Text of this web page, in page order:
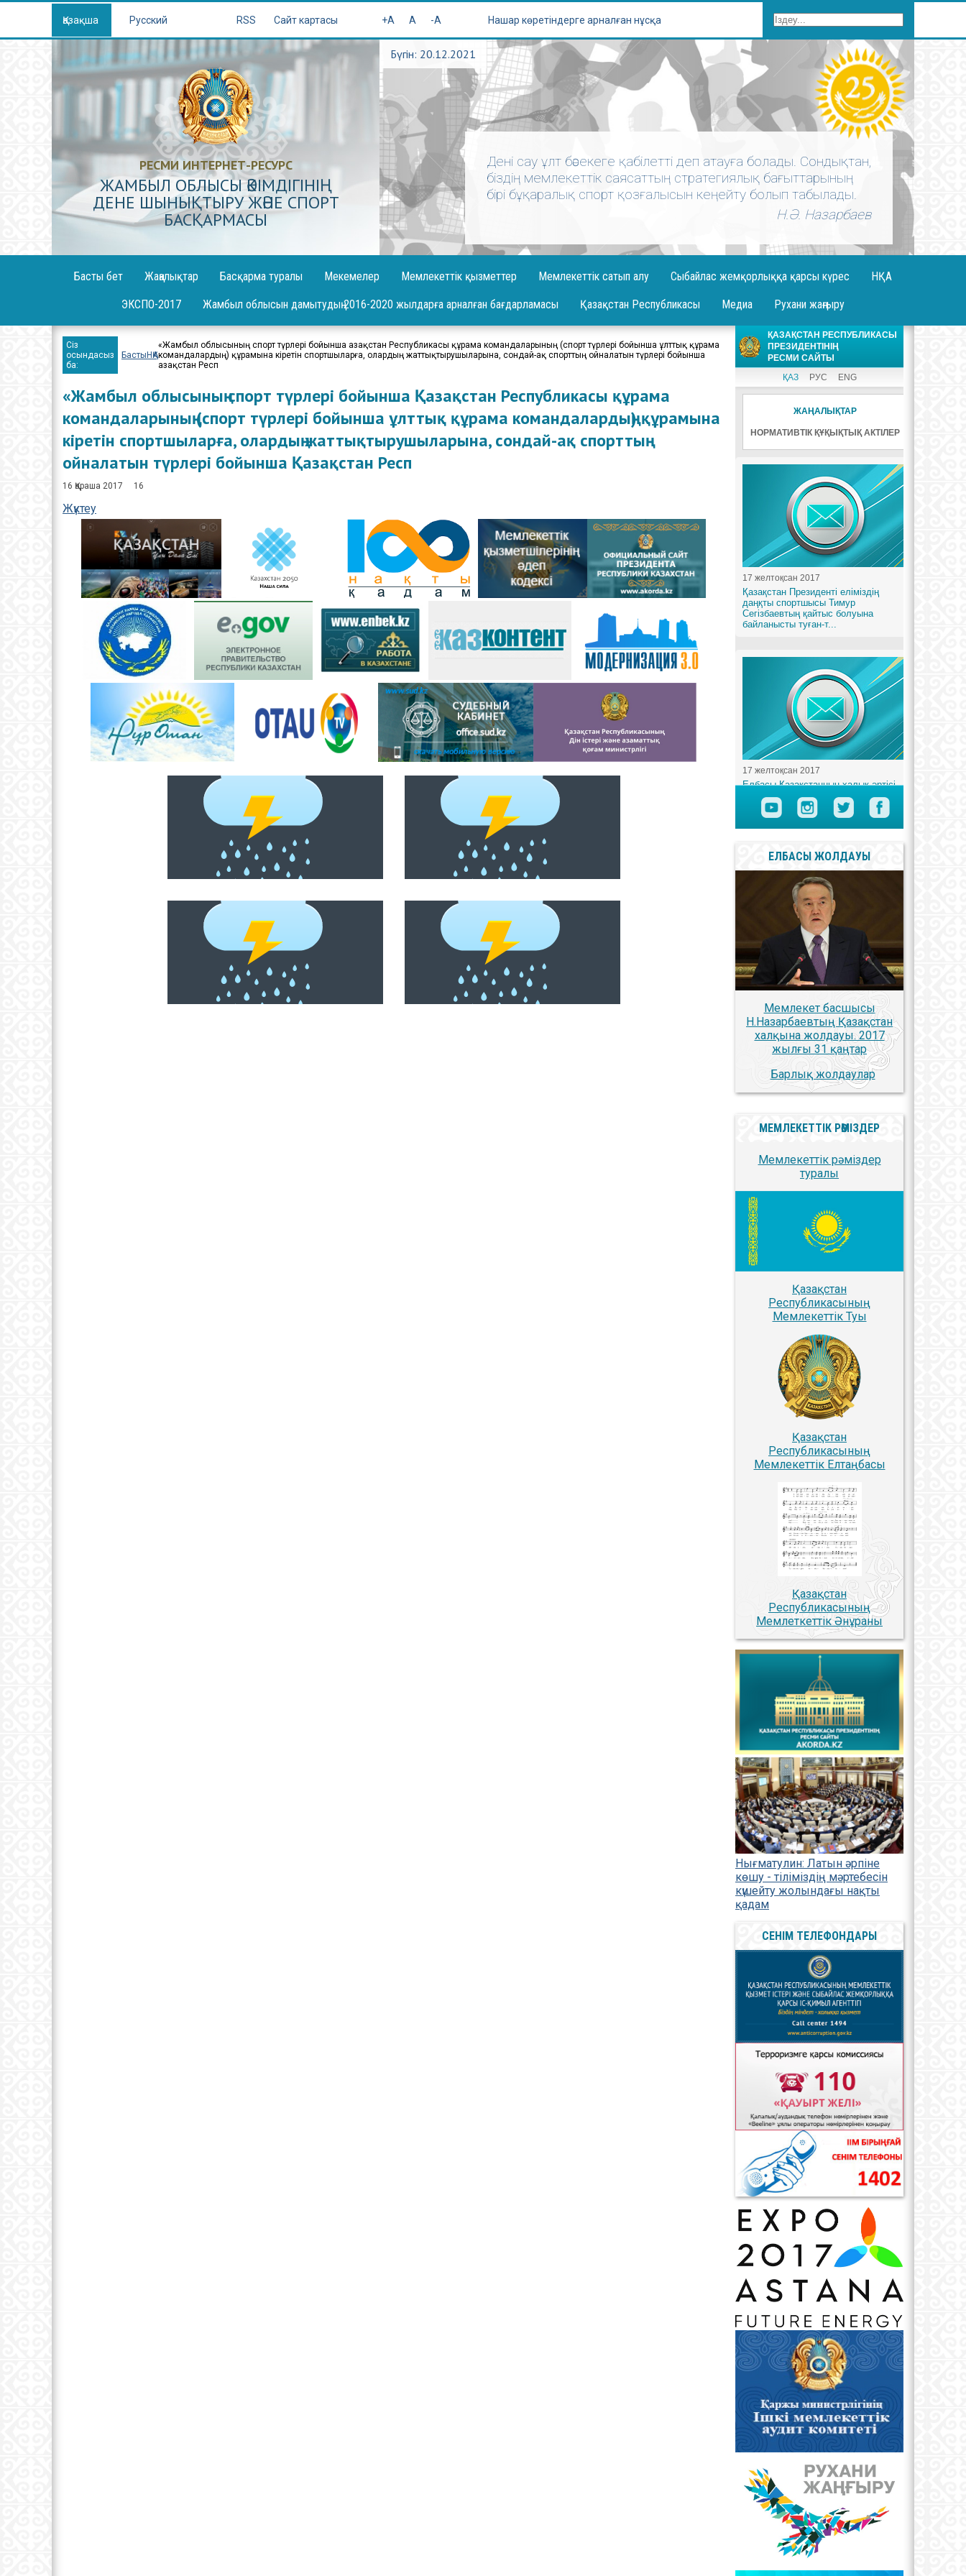
Қазақша Русский RSS Сайт картасы +A A -A Нашар көретіндерге арналған нұсқа
РЕСМИ ИНТЕРНЕТ-РЕСУРС
ЖАМБЫЛ ОБЛЫСЫ ӘКІМДІГІНІҢ
ДЕНЕ ШЫНЫҚТЫРУ ЖӘНЕ СПОРТ
БАСҚАРМАСЫ
Бүгін: 20.12.2021
Дені сау ұлт бәсекеге қабілетті деп атауға болады. Сондықтан,
біздің мемлекеттік саясаттың стратегиялық бағыттарының
бірі бұқаралық спорт қозғалысын кеңейту болып табылады.
Н.Ә. Назарбаев
Басты бет Жаңалықтар Басқарма туралы Мекемелер Мемлекеттік қызметтер Мемлекеттік сатып алу Сыбайлас жемқорлыққа қарсы күрес НҚА
ЭКСПО-2017 Жамбыл облысын дамытудың 2016-2020 жылдарға арналған бағдарламасы
Қазақстан Республикасы
Елбасы Жолдауы
Мемлекеттік Рәміздер
Медиа
Фотогалерея
Видеогалерея
Рухани жаңғыру
Сіз
осындасыз
ба:
Басты НҚА
«Жамбыл облысының спорт түрлері бойынша Қазақстан Республикасы құрама командаларының (спорт түрлері бойынша ұлттық құрама
командалардың) құрамына кіретін спортшыларға, олардың жаттықтырушыларына, сондай-ақ спорттың ойналатын түрлері бойынша
Қазақстан Респ
«Жамбыл облысының спорт түрлері бойынша Қазақстан Республикасы құрама
командаларының (спорт түрлері бойынша ұлттық құрама командалардың) құрамына
кіретін спортшыларға, олардың жаттықтырушыларына, сондай-ақ спорттың
ойналатын түрлері бойынша Қазақстан Респ
16 Қараша 2017 16
Жүктеу
ЕЛБАСЫ ЖОЛДАУЫ
Мемлекет басшысы
Н.Назарбаевтың Қазақстан
халқына жолдауы. 2017
жылғы 31 қаңтар
Барлық жолдаулар
МЕМЛЕКЕТТІК РӘМІЗДЕР
Мемлекеттік рәміздер
туралы
Қазақстан
Республикасының
Мемлекеттiк Туы
Қазақстан
Республикасының
Мемлекеттiк Елтаңбасы
Қазақстан
Республикасының
Мемлеткеттік Әнұраны
Нығматулин: Латын әрпіне
көшу - тіліміздің мәртебесін
күшейту жолындағы нақты
қадам
СЕНІМ ТЕЛЕФОНДАРЫ